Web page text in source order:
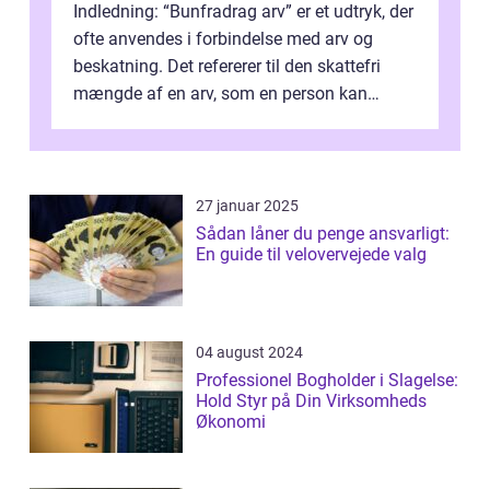
Indledning: “Bunfradrag arv” er et udtryk, der
ofte anvendes i forbindelse med arv og
beskatning. Det refererer til den skattefri
mængde af en arv, som en person kan
27 januar 2025
Sådan låner du penge ansvarligt:
En guide til velovervejede valg
04 august 2024
Professionel Bogholder i Slagelse:
Hold Styr på Din Virksomheds
Økonomi